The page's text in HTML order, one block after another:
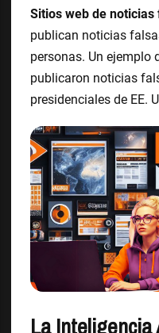
Sitios web de noticias
publican noticias
personas. Un ejemplo
publicaron noticias
presidenciales de EE.
La